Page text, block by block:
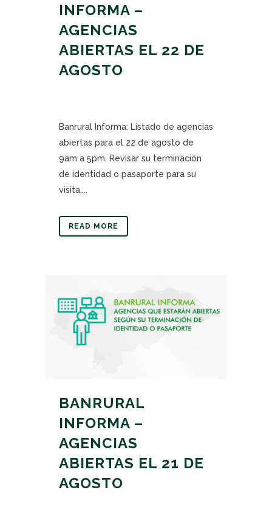
INFORMA –
AGENCIAS
ABIERTAS EL 22 DE
AGOSTO
Banrural Informa: Listado de agencias
abiertas para el 22 de agosto de
9am a 5pm. Revisar su terminación
de identidad o pasaporte para su
visita....
READ MORE
BANRURAL
INFORMA –
AGENCIAS
ABIERTAS EL 21 DE
AGOSTO